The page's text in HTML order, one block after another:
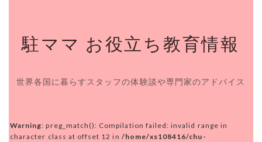
駐ママ お役立ち教育情報
世界各国に暮らすスタッフの体験談や専門家のアドバイス
Warning: preg_match(): Compilation failed: invalid range in
character class at offset 12 in /home/xs108416/chu-